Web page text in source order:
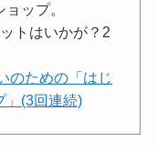
ップ。
トはいかが？2
のための「はじ
」(3回連続)